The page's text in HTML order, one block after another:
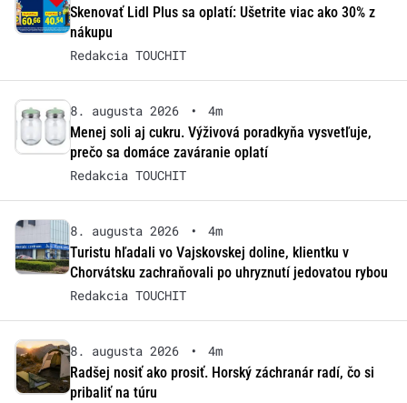
Skenovať Lidl Plus sa oplatí: Ušetrite viac ako 30% z
nákupu
Redakcia TOUCHIT
8. augusta 2026 •
4m
Menej soli aj cukru. Výživová poradkyňa vysvetľuje,
prečo sa domáce zaváranie oplatí
Redakcia TOUCHIT
8. augusta 2026 •
4m
Turistu hľadali vo Vajskovskej doline, klientku v
Chorvátsku zachraňovali po uhryznutí jedovatou rybou
Redakcia TOUCHIT
8. augusta 2026 •
4m
Radšej nosiť ako prosiť. Horský záchranár radí, čo si
pribaliť na túru